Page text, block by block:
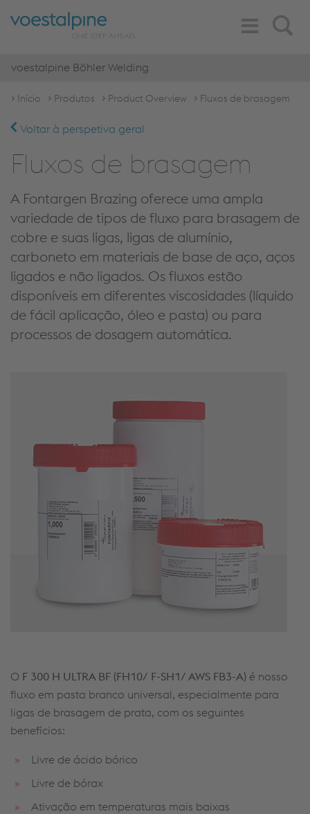
Search
Toggle
Navigation
voestalpine Böhler Welding
Início Produtos Product Overview Fluxos de brasagem
Voltar à perspetiva geral
Fluxos de brasagem
A Fontargen Brazing oferece uma ampla
variedade de tipos de fluxo para brasagem de
cobre e suas ligas, ligas de alumínio,
carboneto em materiais de base de aço, aços
ligados e não ligados. Os fluxos estão
disponíveis em diferentes viscosidades (líquido
de fácil aplicação, óleo e pasta) ou para
processos de dosagem automática.
O F 300 H ULTRA BF (FH10/ F-SH1/ AWS FB3-A) é nosso
fluxo em pasta branco universal, especialmente para
ligas de brasagem de prata, com os seguintes
benefícios:
Livre de ácido bórico
Livre de bórax
Ativação em temperaturas mais baixas